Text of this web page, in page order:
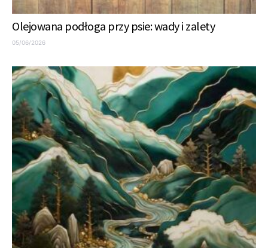
Olejowana podłoga przy psie: wady i zalety
05/06/2026